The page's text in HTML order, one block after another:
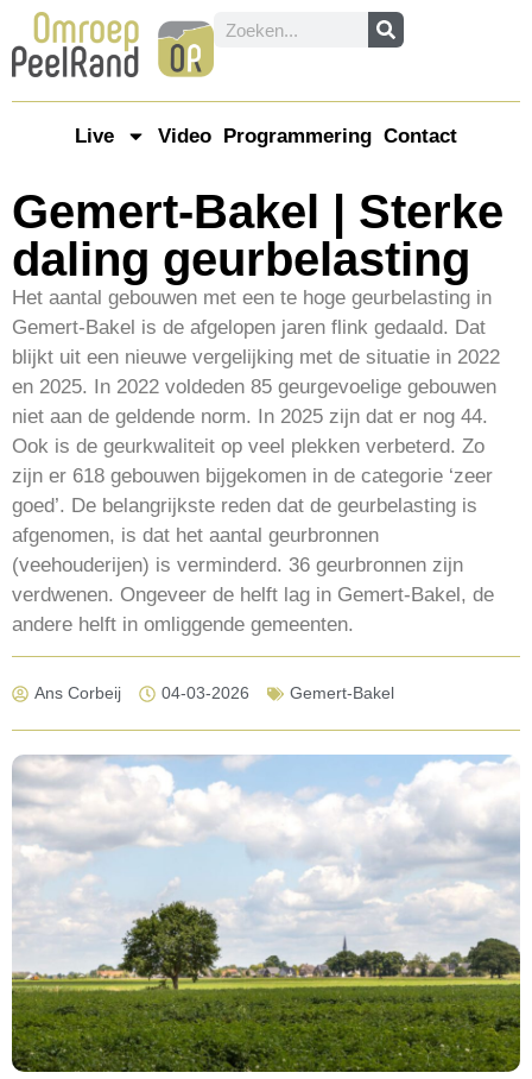
Live Video Programmering Contact
Gemert-Bakel | Sterke
daling geurbelasting
Het aantal gebouwen met een te hoge geurbelasting in
Gemert-Bakel is de afgelopen jaren flink gedaald. Dat
blijkt uit een nieuwe vergelijking met de situatie in 2022
en 2025. In 2022 voldeden 85 geurgevoelige gebouwen
niet aan de geldende norm. In 2025 zijn dat er nog 44.
Ook is de geurkwaliteit op veel plekken verbeterd. Zo
zijn er 618 gebouwen bijgekomen in de categorie ‘zeer
goed’. De belangrijkste reden dat de geurbelasting is
afgenomen, is dat het aantal geurbronnen
(veehouderijen) is verminderd. 36 geurbronnen zijn
verdwenen. Ongeveer de helft lag in Gemert-Bakel, de
andere helft in omliggende gemeenten.
Ans Corbeij 04-03-2026 Gemert-Bakel